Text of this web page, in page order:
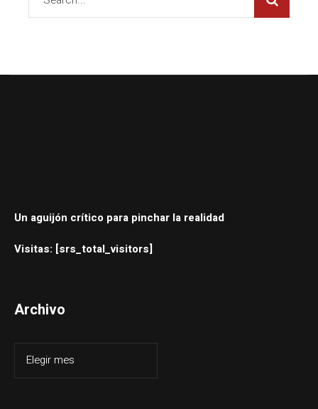
Un aguijón crítico para pinchar la realidad
Visitas: [srs_total_visitors]
Archivo